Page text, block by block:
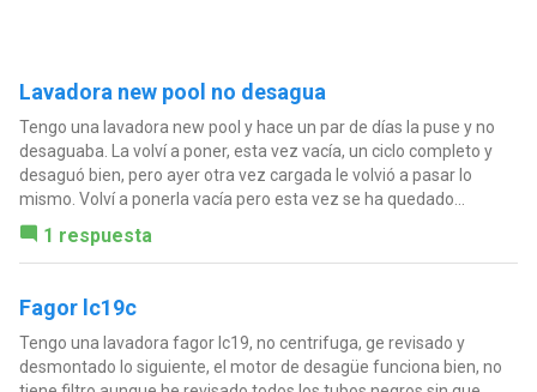
Lavadora new pool no desagua
Tengo una lavadora new pool y hace un par de días la puse y no
desaguaba. La volví a poner, esta vez vacía, un ciclo completo y
desaguó bien, pero ayer otra vez cargada le volvió a pasar lo
mismo. Volví a ponerla vacía pero esta vez se ha quedado...
1 respuesta
Fagor lc19c
Tengo una lavadora fagor lc19, no centrifuga, ge revisado y
desmontado lo siguiente, el motor de desagüe funciona bien, no